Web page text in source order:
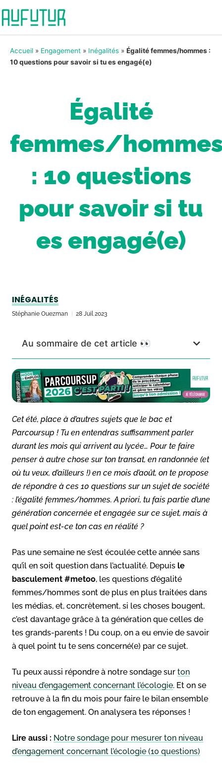
Accueil » Engagement » Inégalités » Égalité femmes/hommes :
10 questions pour savoir si tu es engagé(e)
Égalité
femmes/
: 10 questions
pour savoir si tu
es engagé(e)
INÉGALITÉS
Stéphanie Ouezman 28 Juil 2023
Au sommaire de cet article 👀
Cet été, place à d’autres sujets que le bac et
Parcoursup ! Tu en entendras suffisamment parler
durant les mois qui arrivent au lycée… Pour te faire
penser à autre chose sur ton transat, en randonnée (et
où tu veux, d’ailleurs !) en ce mois d’août, on te propose
de répondre à ces 10 questions sur un sujet de société
: l’égalité femmes/hommes.A priori, tu fais partie d’une
génération concernée et engagée sur ce sujet, mais à
quel point est-ce ton cas en réalité ?
Pas une semaine ne s’est écoulée cette année sans
qu’il en soit question dans l’actualité. Depuis le
basculement #metoo, les questions d’égalité
femmes/hommes sont de plus en plus traitées dans
les médias, et, concrètement, si les choses bougent,
c’est davantage grâce à ta génération que celles de
tes grands-parents ! Du coup, on a eu envie de savoir
à quel point tu te sens concerné(e) par ce sujet.
Tu peux aussi répondre à notre sondage sur ton
niveau d’engagement concernant l’écologie. Et on se
retrouve à la fin du mois pour faire le bilan ensemble
de ton engagement. On analysera tes réponses !
Lire aussi : Notre sondage pour mesurer ton niveau
d’engagement concernant l’écologie (10 questions)